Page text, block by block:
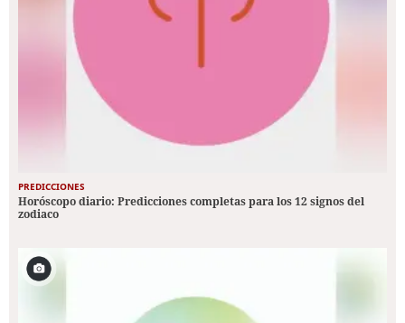
PREDICCIONES
Horóscopo diario: Predicciones completas para los 12 signos del
zodiaco